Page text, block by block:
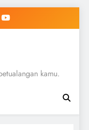
kamu.